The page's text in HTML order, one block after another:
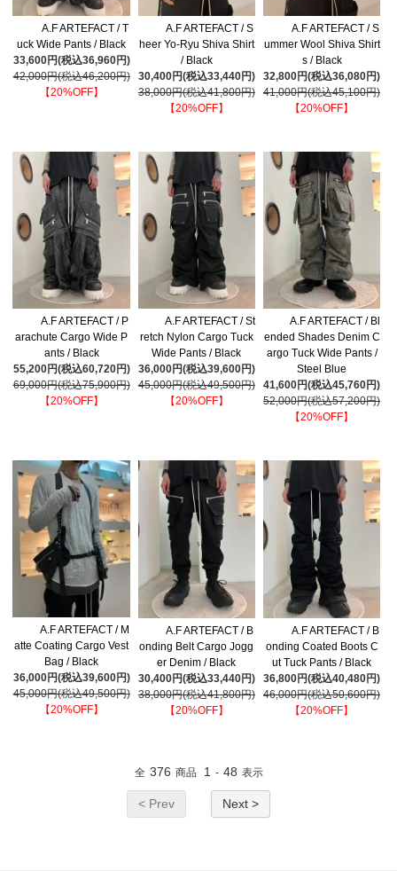
A.F ARTEFACT / T
uck Wide Pants / Black
33,600円(税込36,960円)
42,000円(税込46,200円)
【20%OFF】
A.F ARTEFACT / S
heer Yo-Ryu Shiva Shirt
/ Black
30,400円(税込33,440円)
38,000円(税込41,800円)
【20%OFF】
A.F ARTEFACT / S
ummer Wool Shiva Shirt
s / Black
32,800円(税込36,080円)
41,000円(税込45,100円)
【20%OFF】
A.F ARTEFACT / P
arachute Cargo Wide P
ants / Black
55,200円(税込60,720円)
69,000円(税込75,900円)
【20%OFF】
A.F ARTEFACT / St
retch Nylon Cargo Tuck
Wide Pants / Black
36,000円(税込39,600円)
45,000円(税込49,500円)
【20%OFF】
A.F ARTEFACT / Bl
ended Shades Denim C
argo Tuck Wide Pants /
Steel Blue
41,600円(税込45,760円)
52,000円(税込57,200円)
【20%OFF】
A.F ARTEFACT / M
atte Coating Cargo Vest
Bag / Black
36,000円(税込39,600円)
45,000円(税込49,500円)
【20%OFF】
A.F ARTEFACT / B
onding Belt Cargo Jogg
er Denim / Black
30,400円(税込33,440円)
38,000円(税込41,800円)
【20%OFF】
A.F ARTEFACT / B
onding Coated Boots C
ut Tuck Pants / Black
36,800円(税込40,480円)
46,000円(税込50,600円)
【20%OFF】
全 376 商品 1 - 48 表示
< Prev Next >